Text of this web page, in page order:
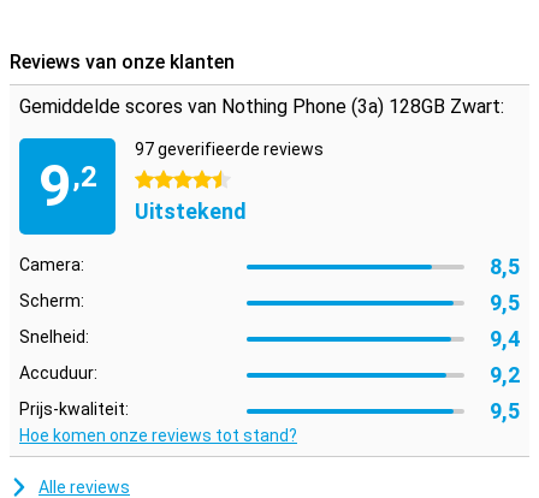
beschermd blijft.
Reviews van onze klanten
Gemiddelde scores van Nothing Phone (3a) 128GB Zwart:
9,2
97 geverifieerde reviews
4.5 sterren
Uitstekend
Camera: 8,5
Scherm: 9,5
Snelheid: 9,4
Accuduur: 9,2
Prijs-kwaliteit: 9,5
Hoe komen onze reviews tot stand?
Alle reviews